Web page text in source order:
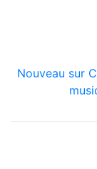
Nouveau sur